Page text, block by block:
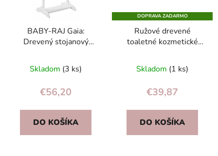
BABY-RAJ Gaia:
Drevený stojanový
detskej izby 122 cm
(MDF)
Skladom (3 ks)
€56,20
DO KOŠÍKA
DOPRAVA ZADARMO
Ružové drevené
toaletné kozmetické
vešiakmi — šperkovnica
FSC
Skladom (1 ks)
€39,87
DO KOŠÍKA